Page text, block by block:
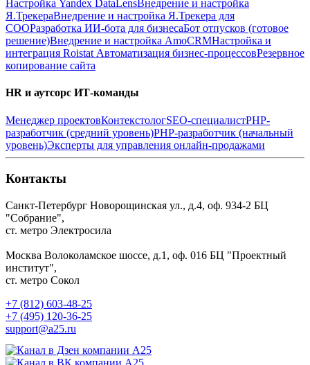
Настройка Yandex DataLensВнедрение и настройка
Я.ТрекераВнедрение и настройка Я.Трекера для
СООРазработка ИИ-бота для бизнесаБот отпусков (готовое
решение)Внедрение и настройка AmoCRMНастройка и
интеграция Roistat Автоматизация бизнес-процессовРезервное
копирование сайта
HR и аутсорс ИТ-команды
Менеджер проектовКонтекстологSEO-специалистPHP-
разработчик (средний уровень)PHP-разработчик (начальный
уровень)Эксперты для управления онлайн-продажами
Контакты
Санкт-Петербург Новорощинская ул., д.4, оф. 934-2 БЦ
"Собрание",
ст. метро Электросила
Москва Волоколамское шоссе, д.1, оф. 016 БЦ "Проектный
институт",
ст. метро Сокол
+7 (812) 603-48-25
+7 (495) 120-36-25
support@a25.ru